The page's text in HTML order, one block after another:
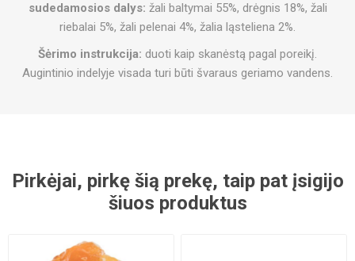
sudedamosios dalys: žali baltymai 55%, drėgnis 18%, žali
riebalai 5%, žali pelenai 4%, žalia ląsteliena 2%.
Šėrimo instrukcija: duoti kaip skanėstą pagal poreikį.
Augintinio indelyje visada turi būti švaraus geriamo vandens.
Pirkėjai, pirkę šią prekę, taip pat įsigijo
šiuos produktus